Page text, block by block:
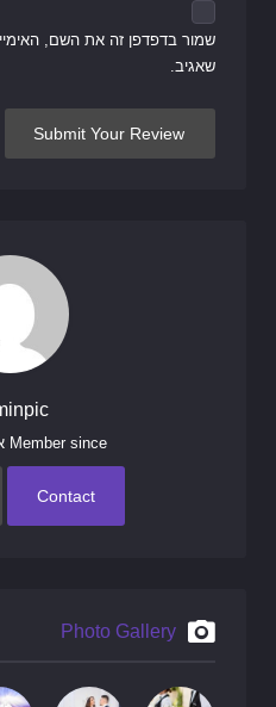
שמור בדפדפן זה את השם,
שאגיב.
Member since אוקטובר 2021
Contact
Photo Gallery